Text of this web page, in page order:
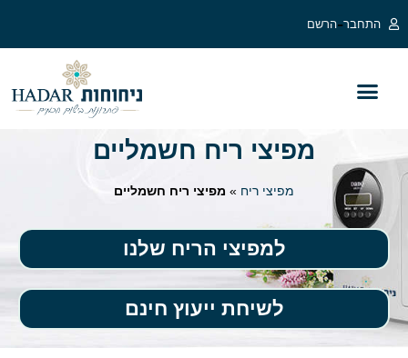
התחבר-הרשם
מפיצי ריח חשמליים
מפיצי ריח » מפיצי ריח חשמליים
למפיצי הריח שלנו
לשיחת ייעוץ חינם